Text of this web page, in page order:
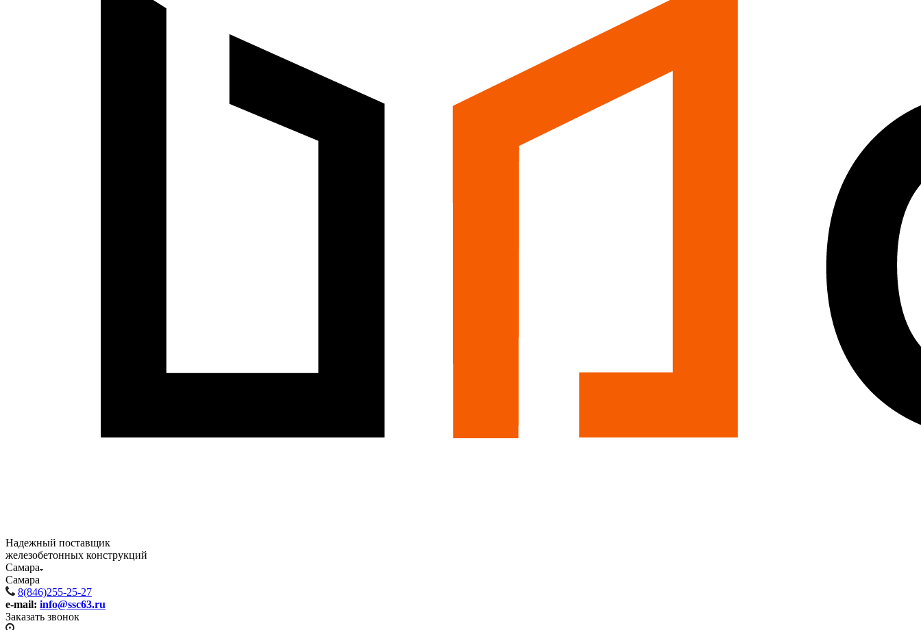
Надежный поставщик
железобетонных конструкций
Самара
Самара
8(846)255-25-27
e-mail: info@ssc63.ru
Заказать звонок